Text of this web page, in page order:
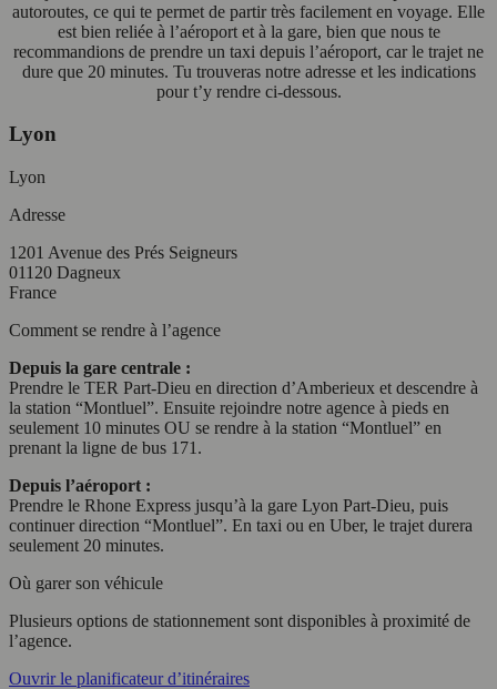
autoroutes, ce qui te permet de partir très facilement en voyage. Elle
est bien reliée à l’aéroport et à la gare, bien que nous te
recommandions de prendre un taxi depuis l’aéroport, car le trajet ne
dure que 20 minutes. Tu trouveras notre adresse et les indications
pour t’y rendre ci-dessous.
Lyon
Lyon
Adresse
1201 Avenue des Prés Seigneurs
01120 Dagneux
France
Comment se rendre à l’agence
Depuis la gare centrale :
Prendre le TER Part-Dieu en direction d’Amberieux et descendre à
la station “Montluel”. Ensuite rejoindre notre agence à pieds en
seulement 10 minutes OU se rendre à la station “Montluel” en
prenant la ligne de bus 171.
Depuis l’aéroport :
Prendre le Rhone Express jusqu’à la gare Lyon Part-Dieu, puis
continuer direction “Montluel”. En taxi ou en Uber, le trajet durera
seulement 20 minutes.
Où garer son véhicule
Plusieurs options de stationnement sont disponibles à proximité de
l’agence.
Ouvrir le planificateur d’itinéraires